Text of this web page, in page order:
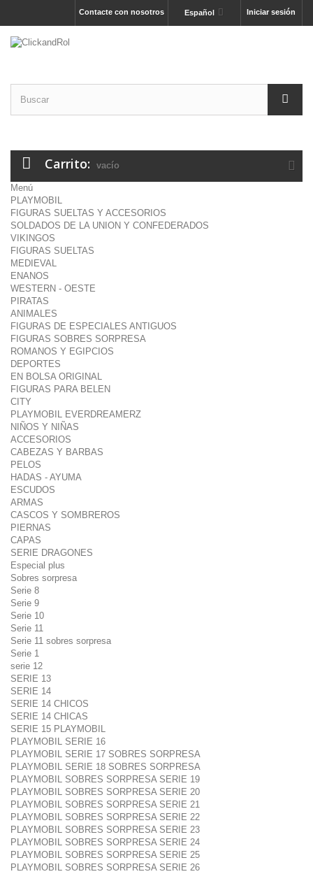
Iniciar sesión
Español
Contacte con nosotros
Carrito: vacío
Menú
PLAYMOBIL
FIGURAS SUELTAS Y ACCESORIOS
SOLDADOS DE LA UNION Y CONFEDERADOS
VIKINGOS
FIGURAS SUELTAS
MEDIEVAL
ENANOS
WESTERN - OESTE
PIRATAS
ANIMALES
FIGURAS DE ESPECIALES ANTIGUOS
FIGURAS SOBRES SORPRESA
ROMANOS Y EGIPCIOS
DEPORTES
EN BOLSA ORIGINAL
FIGURAS PARA BELEN
CITY
PLAYMOBIL EVERDREAMERZ
NIÑOS Y NIÑAS
ACCESORIOS
CABEZAS Y BARBAS
PELOS
HADAS - AYUMA
ESCUDOS
ARMAS
CASCOS Y SOMBREROS
PIERNAS
CAPAS
SERIE DRAGONES
Especial plus
Sobres sorpresa
Serie 8
Serie 9
Serie 10
Serie 11
Serie 11 sobres sorpresa
Serie 1
serie 12
SERIE 13
SERIE 14
SERIE 14 CHICOS
SERIE 14 CHICAS
SERIE 15 PLAYMOBIL
PLAYMOBIL SERIE 16
PLAYMOBIL SERIE 17 SOBRES SORPRESA
PLAYMOBIL SERIE 18 SOBRES SORPRESA
PLAYMOBIL SOBRES SORPRESA SERIE 19
PLAYMOBIL SOBRES SORPRESA SERIE 20
PLAYMOBIL SOBRES SORPRESA SERIE 21
PLAYMOBIL SOBRES SORPRESA SERIE 22
PLAYMOBIL SOBRES SORPRESA SERIE 23
PLAYMOBIL SOBRES SORPRESA SERIE 24
PLAYMOBIL SOBRES SORPRESA SERIE 25
PLAYMOBIL SOBRES SORPRESA SERIE 26